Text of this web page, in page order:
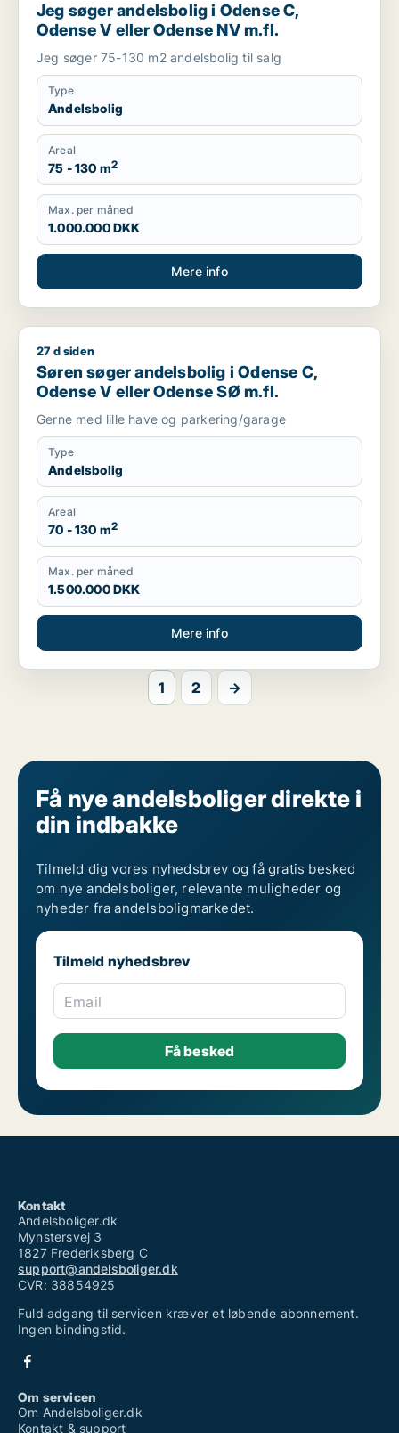
Jeg søger andelsbolig i Odense C,
Odense V eller Odense NV m.fl.
Jeg søger 75-130 m2 andelsbolig til salg
Type
Andelsbolig
Areal
75 - 130 m2
Max. per måned
1.000.000 DKK
Mere info
Søren søger andelsbolig i Odense C, Odense V eller
27 d siden
Søren søger andelsbolig i Odense C,
Odense V eller Odense SØ m.fl.
Gerne med lille have og parkering/garage
Type
Andelsbolig
Areal
70 - 130 m2
Max. per måned
1.500.000 DKK
Mere info
1 2 →
Få nye andelsboliger direkte i
din indbakke
Tilmeld dig vores nyhedsbrev og få gratis besked
om nye andelsboliger, relevante muligheder og
nyheder fra andelsboligmarkedet.
Tilmeld nyhedsbrev
Email
Kontakt
Andelsboliger.dk
Mynstersvej 3
1827 Frederiksberg C
support@andelsboliger.dk
CVR: 38854925
Fuld adgang til servicen kræver et løbende abonnement.
Ingen bindingstid.
Om servicen
Om Andelsboliger.dk
Kontakt & support